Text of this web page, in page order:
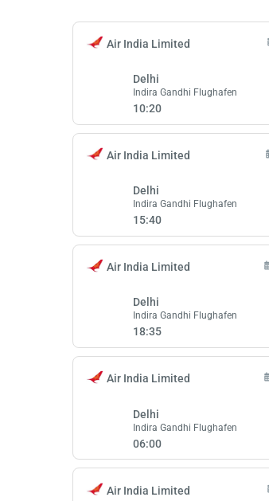
Air India Limited
Delhi
Indira Gandhi Flughafen
10:20
Air India Limited
Delhi
Indira Gandhi Flughafen
15:40
Air India Limited
Delhi
Indira Gandhi Flughafen
18:35
Air India Limited
Delhi
Indira Gandhi Flughafen
06:00
Air India Limited